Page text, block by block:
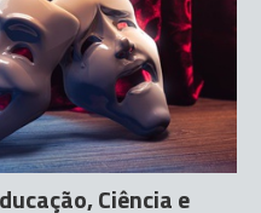
Ciência e